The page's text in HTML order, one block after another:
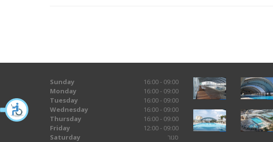
Sunday
16:00 - 09:00
Monday
16:00 - 09:00
Tuesday
16:00 - 09:00
Wednesday
16:00 - 09:00
Thursday
16:00 - 09:00
Friday
12:00 - 09:00
Saturday
סגור